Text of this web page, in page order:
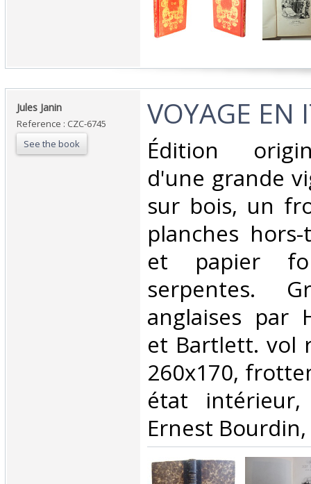
‎Jules Janin‎
Reference : CZC-6745
See the book
‎VOYAGE EN
‎Édition
d'une grande
sur bois, un
planches
et papier
serpentes.
anglaises par
et Bartlett. vol
260x170,
état intérieur,
Ernest